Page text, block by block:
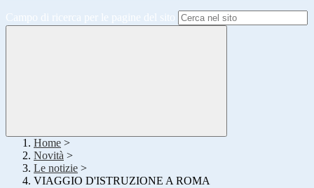
Campo di ricerca per le pagine del sito
Home >
Novità >
Le notizie >
VIAGGIO D'ISTRUZIONE A ROMA